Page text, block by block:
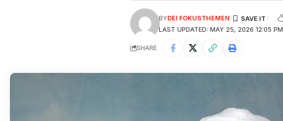
LAST UPDATED: MAY 25, 2026 12:05 PM
BYDEI FOKUSTHEMEN
SHARE